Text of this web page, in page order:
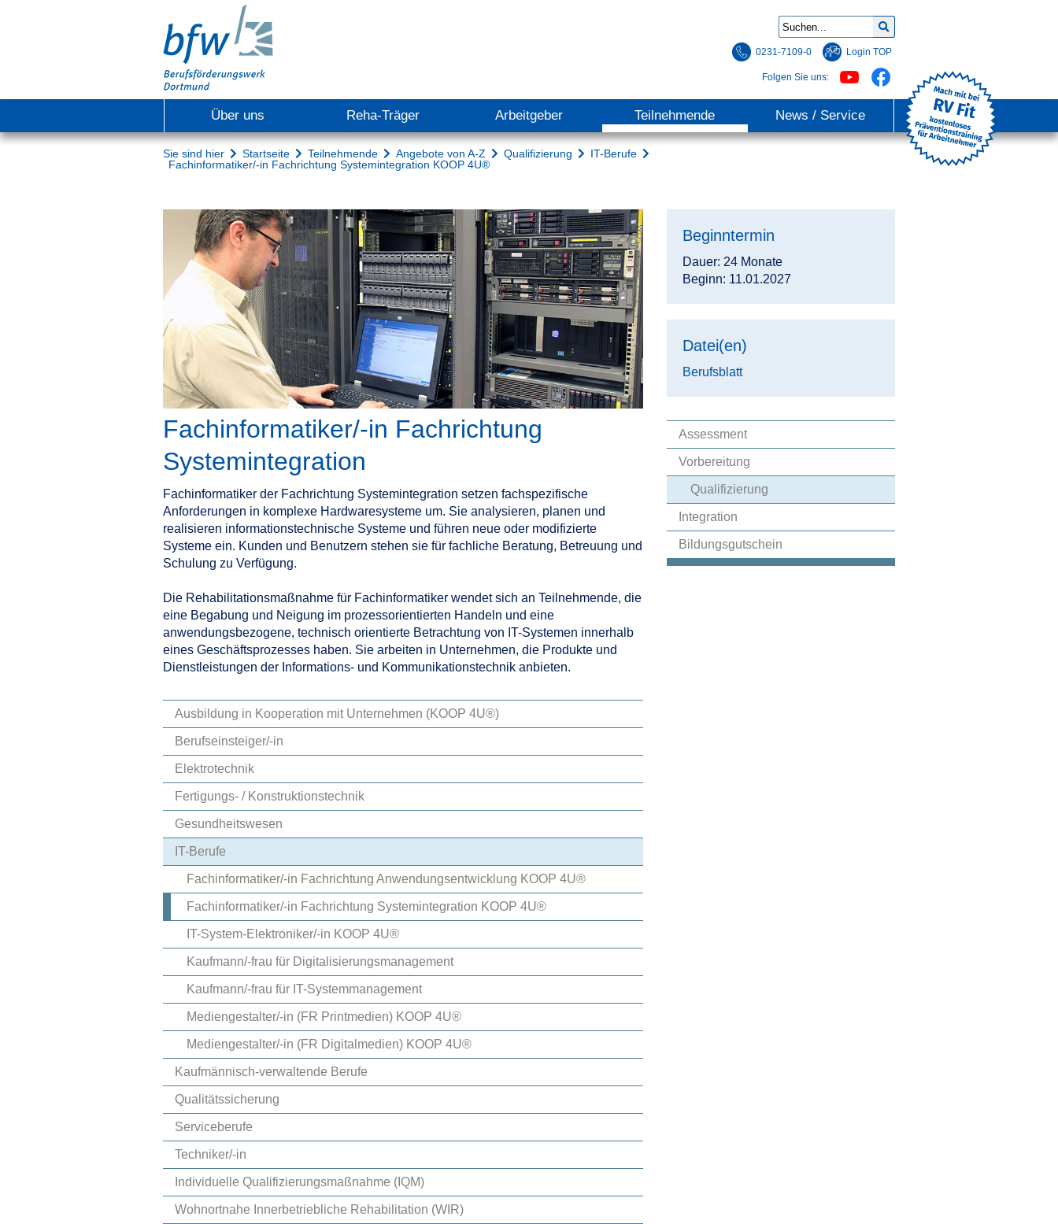
0231-7109-0 Login TOP
Folgen Sie uns:
Über uns Reha-Träger Arbeitgeber Teilnehmende News / Service
Sie sind hier Startseite Teilnehmende Angebote von A-Z Qualifizierung
IT-Berufe
Fachinformatiker/-in Fachrichtung Systemintegration KOOP 4U®
Fachinformatiker/-in Fachrichtung
Systemintegration
Fachinformatiker der Fachrichtung Systemintegration setzen fachspezifische
Anforderungen in komplexe Hardwaresysteme um. Sie analysieren, planen und
realisieren informationstechnische Systeme und führen neue oder modifizierte
Systeme ein. Kunden und Benutzern stehen sie für fachliche Beratung, Betreuung und
Schulung zu Verfügung.
Die Rehabilitationsmaßnahme für Fachinformatiker wendet sich an Teilnehmende, die
eine Begabung und Neigung im prozessorientierten Handeln und eine
anwendungsbezogene, technisch orientierte Betrachtung von IT-Systemen innerhalb
eines Geschäftsprozesses haben. Sie arbeiten in Unternehmen, die Produkte und
Dienstleistungen der Informations- und Kommunikationstechnik anbieten.
Ausbildung in Kooperation mit Unternehmen (KOOP 4U®)
Berufseinsteiger/-in
Elektrotechnik
Fertigungs- / Konstruktionstechnik
Gesundheitswesen
IT-Berufe
Fachinformatiker/-in Fachrichtung Anwendungsentwicklung KOOP 4U®
Fachinformatiker/-in Fachrichtung Systemintegration KOOP 4U®
IT-System-Elektroniker/-in KOOP 4U®
Kaufmann/-frau für Digitalisierungsmanagement
Kaufmann/-frau für IT-Systemmanagement
Mediengestalter/-in (FR Printmedien) KOOP 4U®
Mediengestalter/-in (FR Digitalmedien) KOOP 4U®
Kaufmännisch-verwaltende Berufe
Qualitätssicherung
Serviceberufe
Techniker/-in
Individuelle Qualifizierungsmaßnahme (IQM)
Wohnortnahe Innerbetriebliche Rehabilitation (WIR)
Beginntermin
Dauer: 24 Monate
Beginn: 11.01.2027
Datei(en)
Berufsblatt
Assessment
Vorbereitung
Qualifizierung
Integration
Bildungsgutschein